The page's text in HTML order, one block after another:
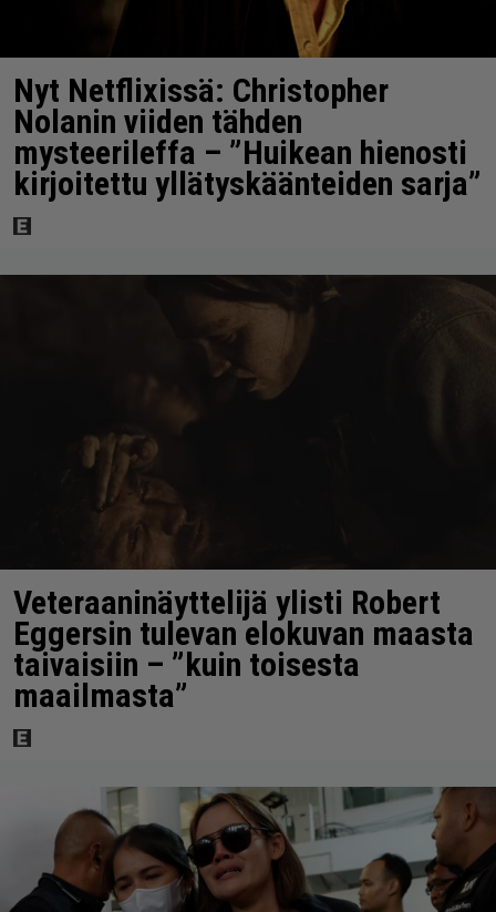
Nyt Netflixissä: Christopher
Nolanin viiden tähden
mysteerileffa – ”Huikean hienosti
kirjoitettu yllätyskäänteiden sarja”
Veteraaninäyttelijä ylisti Robert
Eggersin tulevan elokuvan maasta
taivaisiin – ”kuin toisesta
maailmasta”